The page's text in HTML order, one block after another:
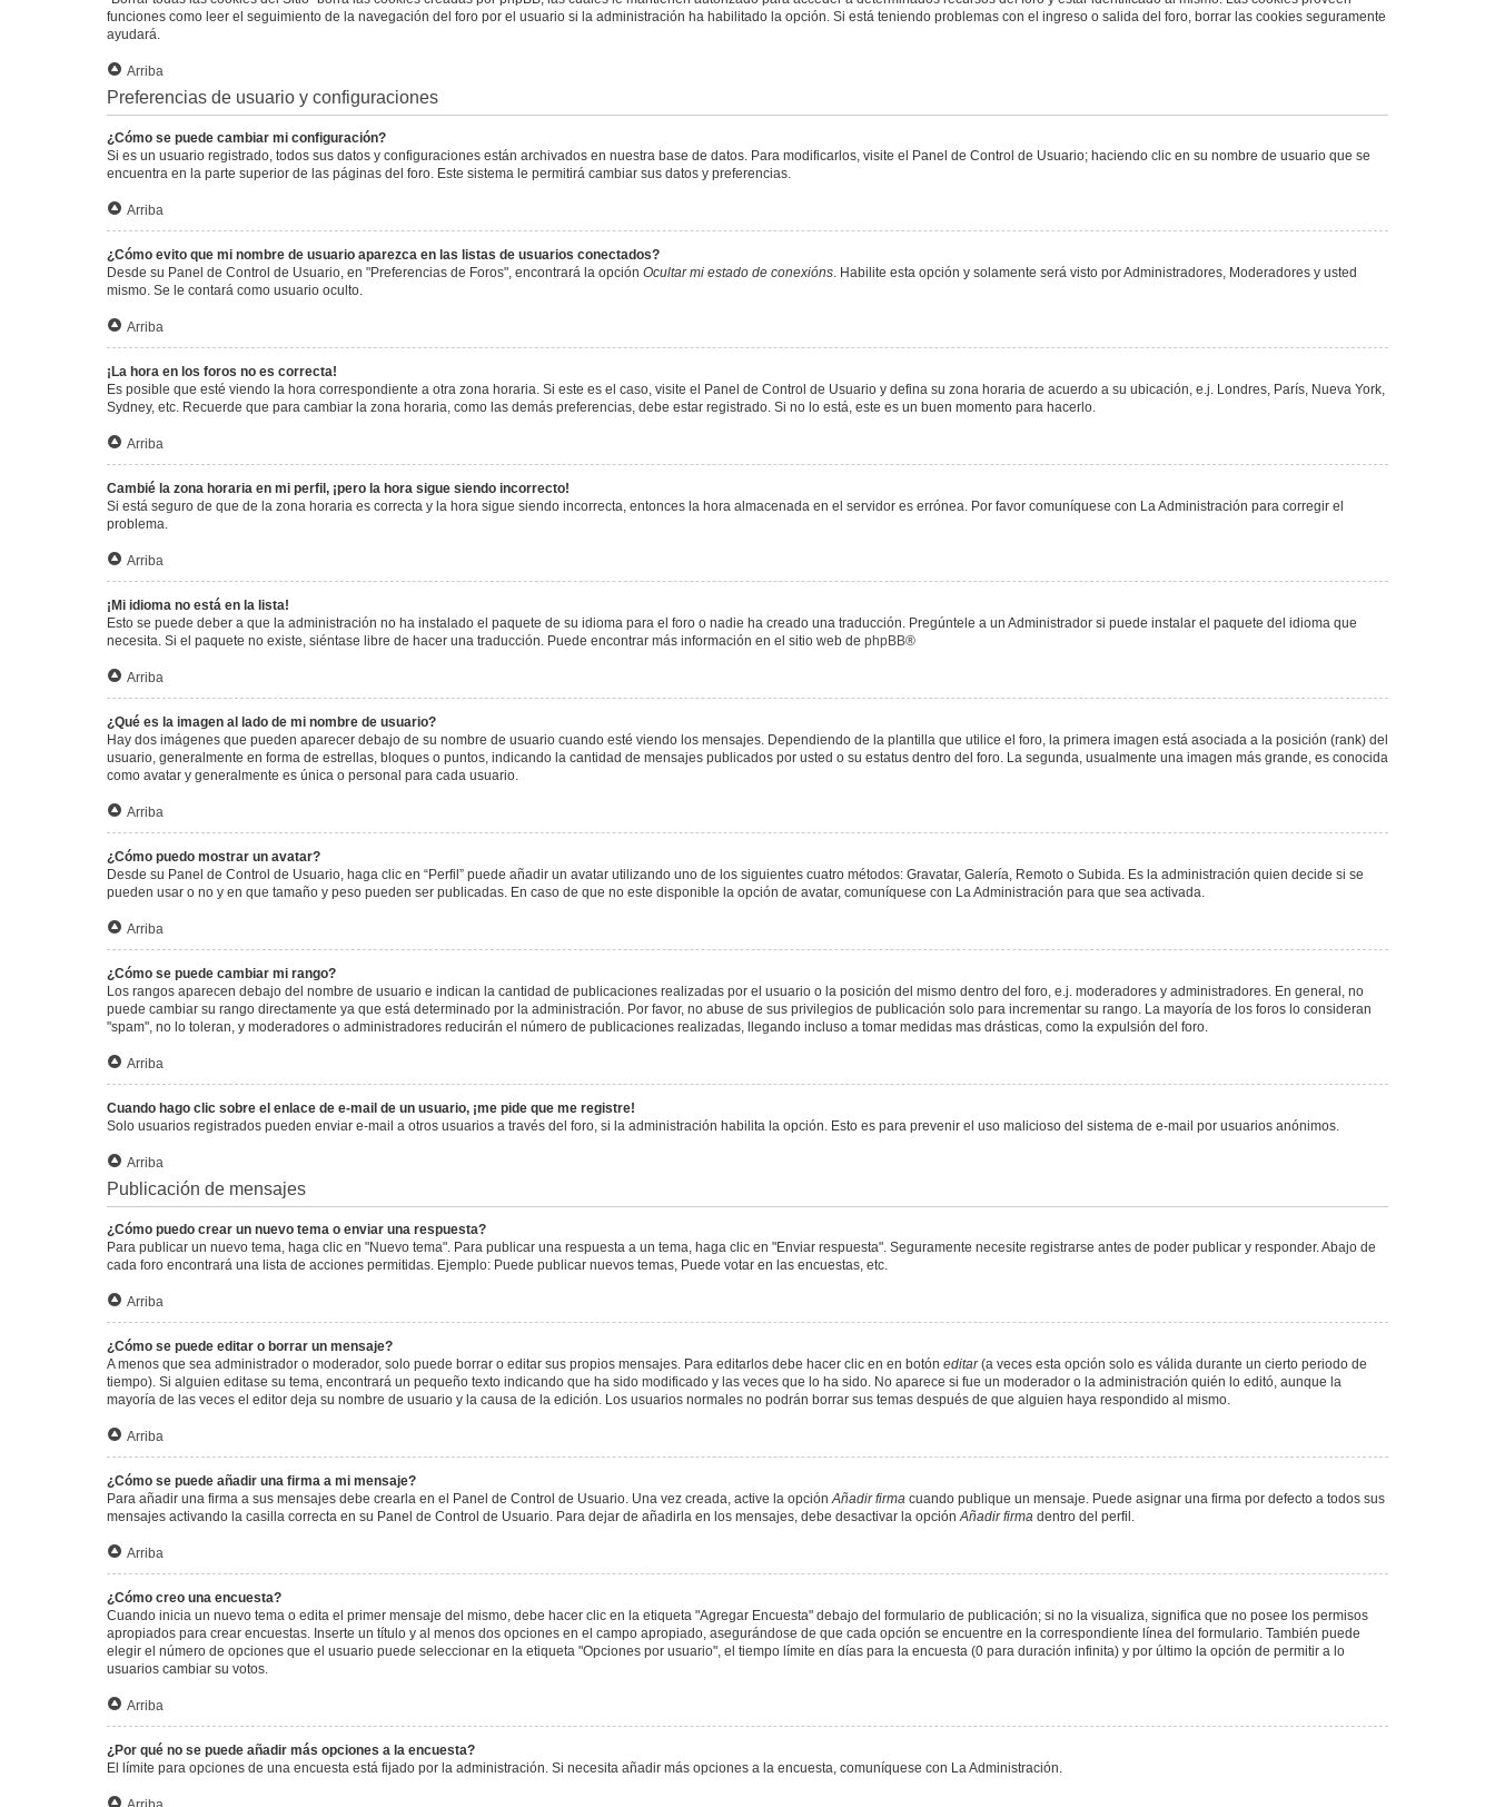
funciones como leer el seguimiento de la navegación del foro por el usuario si la administración ha habilitado la opción. Si está teniendo problemas con el ingreso o salida del foro, borrar las cookies seguramente
ayudará.
Arriba
Preferencias de usuario y configuraciones
¿Cómo se puede cambiar mi configuración?
Si es un usuario registrado, todos sus datos y configuraciones están archivados en nuestra base de datos. Para modificarlos, visite el Panel de Control de Usuario; haciendo clic en su nombre de usuario que se
encuentra en la parte superior de las páginas del foro. Este sistema le permitirá cambiar sus datos y preferencias.
Arriba
¿Cómo evito que mi nombre de usuario aparezca en las listas de usuarios conectados?
Desde su Panel de Control de Usuario, en "Preferencias de Foros", encontrará la opción Ocultar mi estado de conexións. Habilite esta opción y solamente será visto por Administradores, Moderadores y usted
mismo. Se le contará como usuario oculto.
Arriba
¡La hora en los foros no es correcta!
Es posible que esté viendo la hora correspondiente a otra zona horaria. Si este es el caso, visite el Panel de Control de Usuario y defina su zona horaria de acuerdo a su ubicación, e.j. Londres, París, Nueva York,
Sydney, etc. Recuerde que para cambiar la zona horaria, como las demás preferencias, debe estar registrado. Si no lo está, este es un buen momento para hacerlo.
Arriba
Cambié la zona horaria en mi perfil, ¡pero la hora sigue siendo incorrecto!
Si está seguro de que de la zona horaria es correcta y la hora sigue siendo incorrecta, entonces la hora almacenada en el servidor es errónea. Por favor comuníquese con La Administración para corregir el
problema.
Arriba
¡Mi idioma no está en la lista!
Esto se puede deber a que la administración no ha instalado el paquete de su idioma para el foro o nadie ha creado una traducción. Pregúntele a un Administrador si puede instalar el paquete del idioma que
necesita. Si el paquete no existe, siéntase libre de hacer una traducción. Puede encontrar más información en el sitio web de phpBB®
Arriba
¿Qué es la imagen al lado de mi nombre de usuario?
Hay dos imágenes que pueden aparecer debajo de su nombre de usuario cuando esté viendo los mensajes. Dependiendo de la plantilla que utilice el foro, la primera imagen está asociada a la posición (rank) del
usuario, generalmente en forma de estrellas, bloques o puntos, indicando la cantidad de mensajes publicados por usted o su estatus dentro del foro. La segunda, usualmente una imagen más grande, es conocida
como avatar y generalmente es única o personal para cada usuario.
Arriba
¿Cómo puedo mostrar un avatar?
Desde su Panel de Control de Usuario, haga clic en “Perfil” puede añadir un avatar utilizando uno de los siguientes cuatro métodos: Gravatar, Galería, Remoto o Subida. Es la administración quien decide si se
pueden usar o no y en que tamaño y peso pueden ser publicadas. En caso de que no este disponible la opción de avatar, comuníquese con La Administración para que sea activada.
Arriba
¿Cómo se puede cambiar mi rango?
Los rangos aparecen debajo del nombre de usuario e indican la cantidad de publicaciones realizadas por el usuario o la posición del mismo dentro del foro, e.j. moderadores y administradores. En general, no
puede cambiar su rango directamente ya que está determinado por la administración. Por favor, no abuse de sus privilegios de publicación solo para incrementar su rango. La mayoría de los foros lo consideran
"spam", no lo toleran, y moderadores o administradores reducirán el número de publicaciones realizadas, llegando incluso a tomar medidas mas drásticas, como la expulsión del foro.
Arriba
Cuando hago clic sobre el enlace de e-mail de un usuario, ¡me pide que me registre!
Solo usuarios registrados pueden enviar e-mail a otros usuarios a través del foro, si la administración habilita la opción. Esto es para prevenir el uso malicioso del sistema de e-mail por usuarios anónimos.
Arriba
Publicación de mensajes
¿Cómo puedo crear un nuevo tema o enviar una respuesta?
Para publicar un nuevo tema, haga clic en "Nuevo tema". Para publicar una respuesta a un tema, haga clic en "Enviar respuesta". Seguramente necesite registrarse antes de poder publicar y responder. Abajo de
cada foro encontrará una lista de acciones permitidas. Ejemplo: Puede publicar nuevos temas, Puede votar en las encuestas, etc.
Arriba
¿Cómo se puede editar o borrar un mensaje?
A menos que sea administrador o moderador, solo puede borrar o editar sus propios mensajes. Para editarlos debe hacer clic en en botón editar(a veces esta opción solo es válida durante un cierto periodo de
tiempo). Si alguien editase su tema, encontrará un pequeño texto indicando que ha sido modificado y las veces que lo ha sido. No aparece si fue un moderador o la administración quién lo editó, aunque la
mayoría de las veces el editor deja su nombre de usuario y la causa de la edición. Los usuarios normales no podrán borrar sus temas después de que alguien haya respondido al mismo.
Arriba
¿Cómo se puede añadir una firma a mi mensaje?
Para añadir una firma a sus mensajes debe crearla en el Panel de Control de Usuario. Una vez creada, active la opciónAñadir firma cuando publique un mensaje. Puede asignar una firma por defecto a todos sus
mensajes activando la casilla correcta en su Panel de Control de Usuario. Para dejar de añadirla en los mensajes, debe desactivar la opciónAñadir firma dentro del perfil.
Arriba
¿Cómo creo una encuesta?
Cuando inicia un nuevo tema o edita el primer mensaje del mismo, debe hacer clic en la etiqueta "Agregar Encuesta" debajo del formulario de publicación; si no la visualiza, significa que no posee los permisos
apropiados para crear encuestas. Inserte un título y al menos dos opciones en el campo apropiado, asegurándose de que cada opción se encuentre en la correspondiente línea del formulario. También puede
elegir el número de opciones que el usuario puede seleccionar en la etiqueta "Opciones por usuario", el tiempo límite en días para la encuesta (0 para duración infinita) y por último la opción de permitir a lo
usuarios cambiar su votos.
Arriba
¿Por qué no se puede añadir más opciones a la encuesta?
El límite para opciones de una encuesta está fijado por la administración. Si necesita añadir más opciones a la encuesta, comuníquese con La Administración.